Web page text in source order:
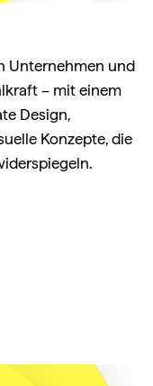
Unternehmen und
– mit einem
Design,
Konzepte, die